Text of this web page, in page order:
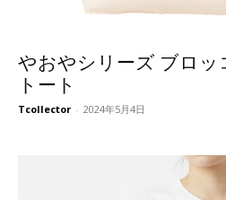
やおやシリーズ ブロッ
トート
Tcollector - 2024年5月4日